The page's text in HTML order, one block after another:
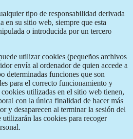
tipo de responsabilidad derivada
en su sitio web, siempre que esta
o introducida por un tercero
utilizar cookies (pequeños archivos
envía al ordenador de quien accede a
determinadas funciones que son
para el correcto funcionamiento y
utilizadas en el sitio web tienen,
con la única finalidad de hacer más
y desaparecen al terminar la sesión del
las cookies para recoger